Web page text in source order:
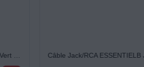
Multiprise ESSENTIELB Silicone Vert 5 X 16A avec interrupteur